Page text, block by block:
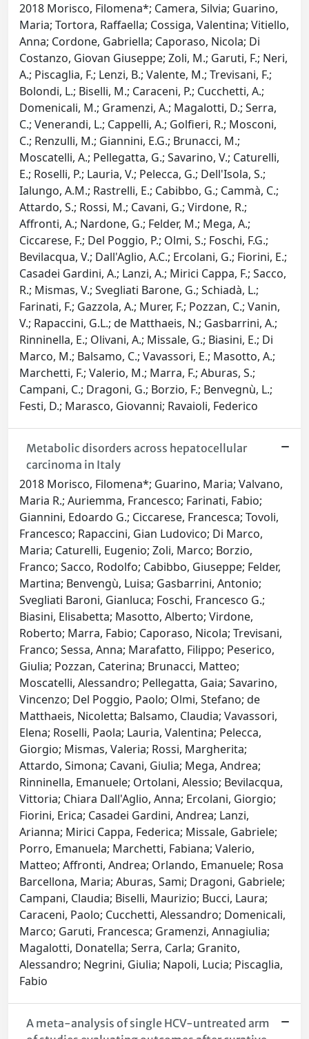
2018 Morisco, Filomena*; Camera, Silvia; Guarino,
Maria; Tortora, Raffaella; Cossiga, Valentina; Vitiello,
Anna; Cordone, Gabriella; Caporaso, Nicola; Di
Costanzo, Giovan Giuseppe; Zoli, M.; Garuti, F.; Neri,
A.; Piscaglia, F.; Lenzi, B.; Valente, M.; Trevisani, F.;
Bolondi, L.; Biselli, M.; Caraceni, P.; Cucchetti, A.;
Domenicali, M.; Gramenzi, A.; Magalotti, D.; Serra,
C.; Venerandi, L.; Cappelli, A.; Golfieri, R.; Mosconi,
C.; Renzulli, M.; Giannini, E.G.; Brunacci, M.;
Moscatelli, A.; Pellegatta, G.; Savarino, V.; Caturelli,
E.; Roselli, P.; Lauria, V.; Pelecca, G.; Dell'Isola, S.;
Ialungo, A.M.; Rastrelli, E.; Cabibbo, G.; Cammà, C.;
Attardo, S.; Rossi, M.; Cavani, G.; Virdone, R.;
Affronti, A.; Nardone, G.; Felder, M.; Mega, A.;
Ciccarese, F.; Del Poggio, P.; Olmi, S.; Foschi, F.G.;
Bevilacqua, V.; Dall'Aglio, A.C.; Ercolani, G.; Fiorini, E.;
Casadei Gardini, A.; Lanzi, A.; Mirici Cappa, F.; Sacco,
R.; Mismas, V.; Svegliati Barone, G.; Schiadà, L.;
Farinati, F.; Gazzola, A.; Murer, F.; Pozzan, C.; Vanin,
V.; Rapaccini, G.L.; de Matthaeis, N.; Gasbarrini, A.;
Rinninella, E.; Olivani, A.; Missale, G.; Biasini, E.; Di
Marco, M.; Balsamo, C.; Vavassori, E.; Masotto, A.;
Marchetti, F.; Valerio, M.; Marra, F.; Aburas, S.;
Campani, C.; Dragoni, G.; Borzio, F.; Benvegnù, L.;
Festi, D.; Marasco, Giovanni; Ravaioli, Federico
Metabolic disorders across hepatocellular
carcinoma in Italy
2018 Morisco, Filomena*; Guarino, Maria; Valvano,
Maria R.; Auriemma, Francesco; Farinati, Fabio;
Giannini, Edoardo G.; Ciccarese, Francesca; Tovoli,
Francesco; Rapaccini, Gian Ludovico; Di Marco,
Maria; Caturelli, Eugenio; Zoli, Marco; Borzio,
Franco; Sacco, Rodolfo; Cabibbo, Giuseppe; Felder,
Martina; Benvengù, Luisa; Gasbarrini, Antonio;
Svegliati Baroni, Gianluca; Foschi, Francesco G.;
Biasini, Elisabetta; Masotto, Alberto; Virdone,
Roberto; Marra, Fabio; Caporaso, Nicola; Trevisani,
Franco; Sessa, Anna; Marafatto, Filippo; Peserico,
Giulia; Pozzan, Caterina; Brunacci, Matteo;
Moscatelli, Alessandro; Pellegatta, Gaia; Savarino,
Vincenzo; Del Poggio, Paolo; Olmi, Stefano; de
Matthaeis, Nicoletta; Balsamo, Claudia; Vavassori,
Elena; Roselli, Paola; Lauria, Valentina; Pelecca,
Giorgio; Mismas, Valeria; Rossi, Margherita;
Attardo, Simona; Cavani, Giulia; Mega, Andrea;
Rinninella, Emanuele; Ortolani, Alessio; Bevilacqua,
Vittoria; Chiara Dall'Aglio, Anna; Ercolani, Giorgio;
Fiorini, Erica; Casadei Gardini, Andrea; Lanzi,
Arianna; Mirici Cappa, Federica; Missale, Gabriele;
Porro, Emanuela; Marchetti, Fabiana; Valerio,
Matteo; Affronti, Andrea; Orlando, Emanuele; Rosa
Barcellona, Maria; Aburas, Sami; Dragoni, Gabriele;
Campani, Claudia; Biselli, Maurizio; Bucci, Laura;
Caraceni, Paolo; Cucchetti, Alessandro; Domenicali,
Marco; Garuti, Francesca; Gramenzi, Annagiulia;
Magalotti, Donatella; Serra, Carla; Granito,
Alessandro; Negrini, Giulia; Napoli, Lucia; Piscaglia,
Fabio
A meta-analysis of single HCV-untreated arm